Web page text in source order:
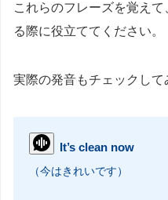
これらのフレーズを覚え
る際に役立ててください。
実際の発音もチェックして
It’s clean now
（今はきれいです）